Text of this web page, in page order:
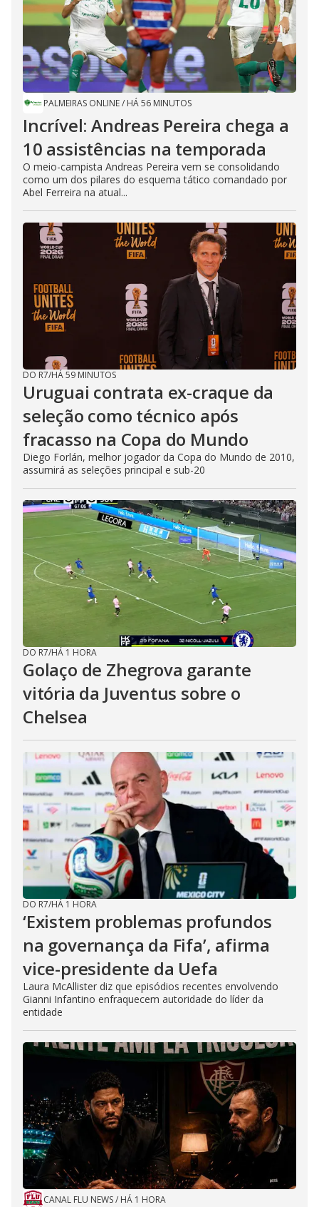
PALMEIRAS ONLINE/ HÁ 56 MINUTOS
Incrível: Andreas Pereira chega a
10 assistências na temporada
O meio-campista Andreas Pereira vem se consolidando
como um dos pilares do esquema tático comandado por
Abel Ferreira na atual...
DO R7/HÁ 59 MINUTOS
Uruguai contrata ex-craque da
seleção como técnico após
fracasso na Copa do Mundo
Diego Forlán, melhor jogador da Copa do Mundo de 2010,
assumirá as seleções principal e sub-20
DO R7/HÁ 1 HORA
Golaço de Zhegrova garante
vitória da Juventus sobre o
Chelsea
DO R7/HÁ 1 HORA
‘Existem problemas profundos
na governança da Fifa’, afirma
vice-presidente da Uefa
Laura McAllister diz que episódios recentes envolvendo
Gianni Infantino enfraquecem autoridade do líder da
entidade
CANAL FLU NEWS/ HÁ 1 HORA